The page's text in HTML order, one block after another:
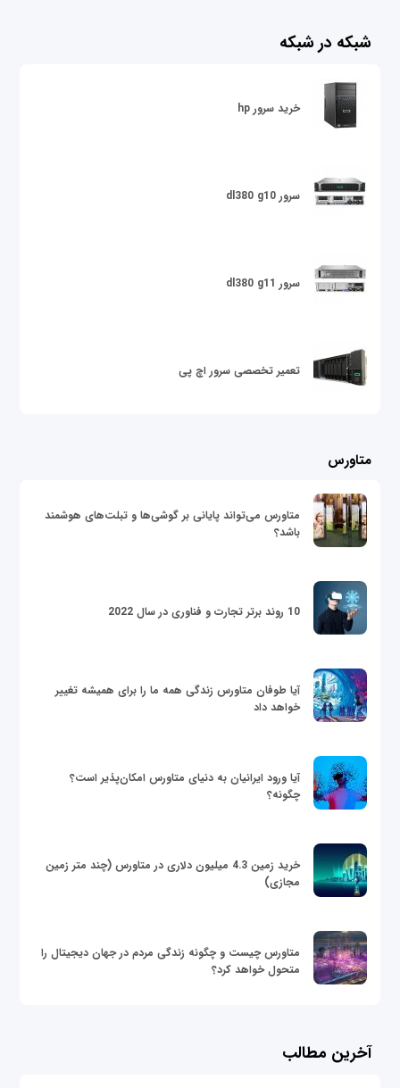
شبکه در شبکه
خرید سرور hp
سرور dl380 g10
سرور dl380 g11
تعمیر تخصصی سرور اچ پی
متاورس
متاورس می‌تواند پایانی بر گوشی‌ها و تبلت‌های هوشمند
باشد؟
10 روند برتر تجارت و فناوری در سال 2022
آیا طوفان متاورس زندگی همه ما را برای همیشه تغییر
خواهد داد
آیا ورود ایرانیان به دنیای متاورس امکان‌پذیر است؟
چگونه؟
خرید زمین 4.3 میلیون دلاری در متاورس (چند متر زمین
مجازی)
متاورس چیست و چگونه زندگی مردم در جهان دیجیتال را
متحول خواهد کرد؟
آخرین مطالب